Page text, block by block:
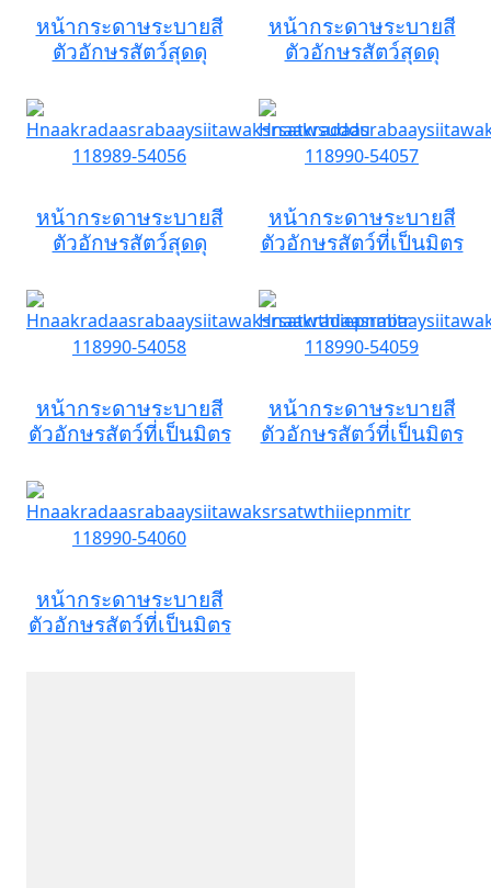
หน้ากระดาษระบายสี
ตัวอักษรสัตว์สุดดุ
หน้ากระดาษระบายสี
ตัวอักษรสัตว์สุดดุ
หน้ากระดาษระบายสี
ตัวอักษรสัตว์สุดดุ
หน้ากระดาษระบายสี
ตัวอักษรสัตว์ที่เป็นมิตร
หน้ากระดาษระบายสี
ตัวอักษรสัตว์ที่เป็นมิตร
หน้ากระดาษระบายสี
ตัวอักษรสัตว์ที่เป็นมิตร
หน้ากระดาษระบายสี
ตัวอักษรสัตว์ที่เป็นมิตร